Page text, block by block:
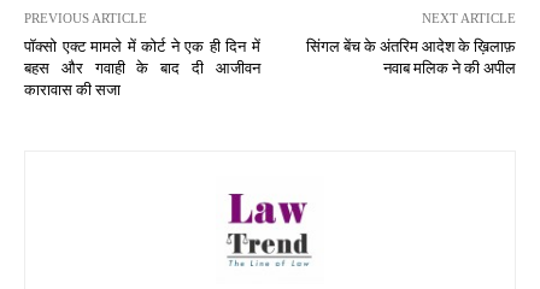
PREVIOUS ARTICLE
पॉक्सो एक्ट मामले में कोर्ट ने एक ही दिन में
बहस और गवाही के बाद दी आजीवन
कारावास की सजा
NEXT ARTICLE
सिंगल बेंच के अंतरिम आदेश के ख़िलाफ़
नवाब मलिक ने की अपील